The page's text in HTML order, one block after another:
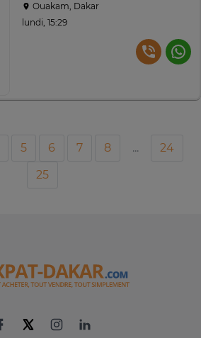
Ouakam, Dakar
lundi, 15:29
5 6 7 8 ...
24
25